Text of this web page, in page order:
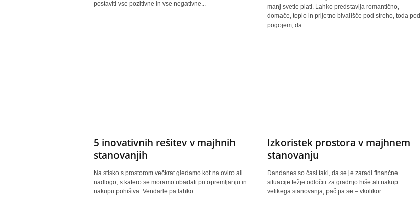
postaviti vse pozitivne in vse negativne...
manj svetle plati. Lahko predstavlja romantično,
domače, toplo in prijetno bivališče pod streho, toda pod
pogojem, da...
5 inovativnih rešitev v majhnih
stanovanjih
Na stisko s prostorom večkrat gledamo kot na oviro ali
nadlogo, s katero se moramo ubadati pri opremljanju in
nakupu pohištva. Vendarle pa lahko...
Izkoristek prostora v majhnem
stanovanju
Dandanes so časi taki, da se je zaradi finančne
situacije težje odločiti za gradnjo hiše ali nakup
velikega stanovanja, pač pa se – vkolikor...